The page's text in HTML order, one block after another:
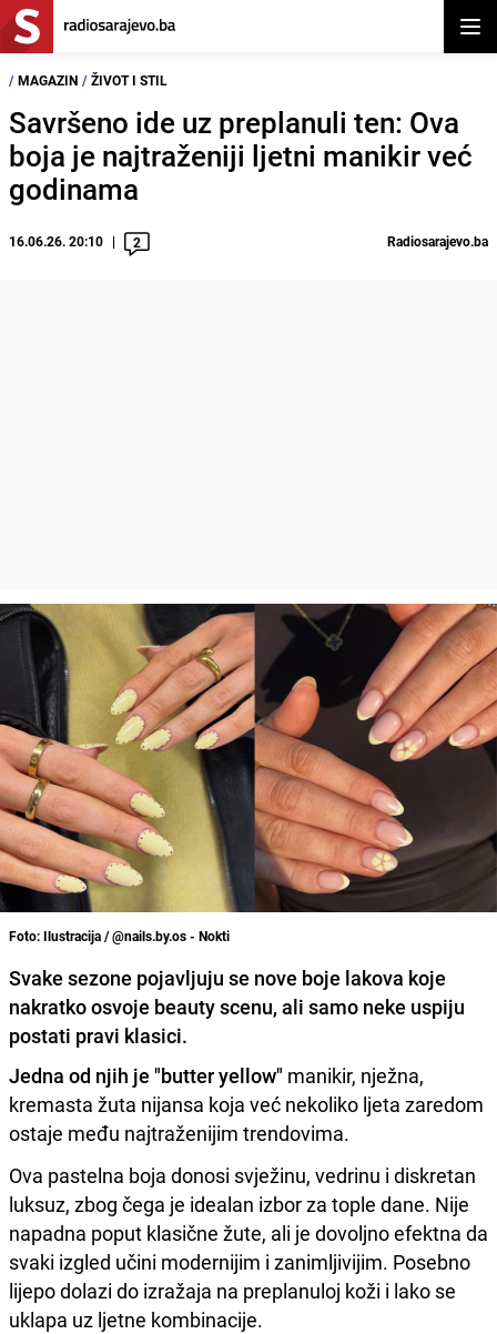
/ MAGAZIN / ŽIVOT I STIL
Savršeno ide uz preplanuli ten: Ova
boja je najtraženiji ljetni manikir već
godinama
16.06.26. 20:10 2 Radiosarajevo.ba
Foto: Ilustracija / @nails.by.os - Nokti
Svake sezone pojavljuju se nove boje lakova koje
nakratko osvoje beauty scenu, ali samo neke uspiju
postati pravi klasici.
Jedna od njih je "butter yellow" manikir, nježna,
kremasta žuta nijansa koja već nekoliko ljeta zaredom
ostaje među najtraženijim trendovima.
Ova pastelna boja donosi svježinu, vedrinu i diskretan
luksuz, zbog čega je idealan izbor za tople dane. Nije
napadna poput klasične žute, ali je dovoljno efektna da
svaki izgled učini modernijim i zanimljivijim. Posebno
lijepo dolazi do izražaja na preplanuloj koži i lako se
uklapa uz ljetne kombinacije.